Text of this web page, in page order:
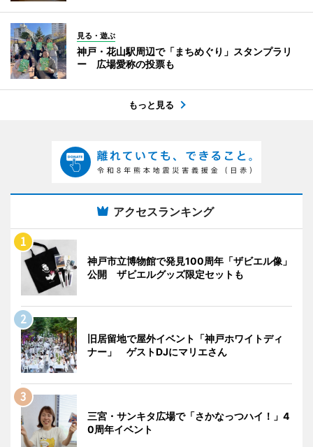
見る・遊ぶ
神戸・花山駅周辺で「まちめぐり」スタンプラリ
ー 広場愛称の投票も
もっと見る
アクセスランキング
神戸市立博物館で発見100周年「ザビエル像」
公開 ザビエルグッズ限定セットも
旧居留地で屋外イベント「神戸ホワイトディ
ナー」 ゲストDJにマリエさん
三宮・サンキタ広場で「さかなっつハイ！」4
0周年イベント